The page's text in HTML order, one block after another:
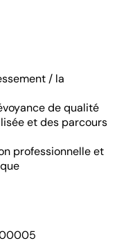
/ la
de qualité
et des parcours
professionnelle et